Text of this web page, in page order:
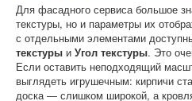
Для фасадного сервиса большое
текстуры, но и параметры их
с отдельными элементами
текстуры и Угол текстуры. Это
Если оставить неподходящий
выглядеть игрушечным: кирпичи
доска — слишком широкой, а